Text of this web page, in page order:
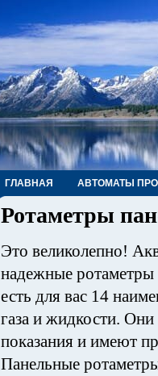
ГЛАВНАЯ АВТОМАТЫ
ТРУБЫ, ФИТИНГИ, КРАНЫ
Ротаметры
Это великолепно!
надежные ротаметры
есть для вас 14
газа и жидкости.
показания и имеют
Панельные